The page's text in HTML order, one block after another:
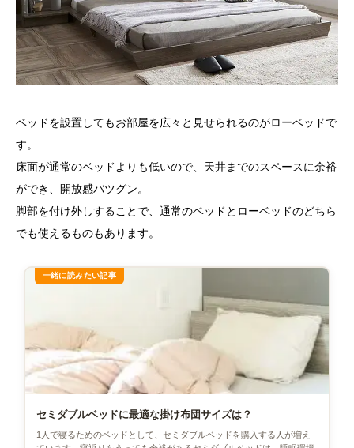
ベッドを設置してもお部屋を広々と見せられるのがローベッドで
す。
床面が通常のベッドよりも低いので、天井までのスペースに余裕
ができ、開放感バツグン。
脚部を付け外しすることで、通常のベッドとローベッドのどちら
でも使えるものもあります。
セミダブルベッドに最適な掛け布団サイズは？
1人で寝るためのベッドとして、セミダブルベッドを購入する人が増え